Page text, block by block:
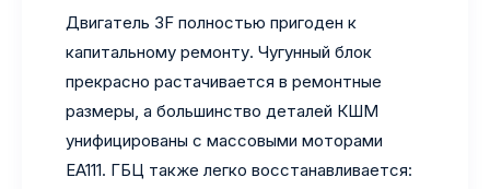
Двигатель 3F полностью пригоден к
капитальному ремонту. Чугунный блок
прекрасно растачивается в ремонтные
размеры, а большинство деталей КШМ
унифицированы с массовыми моторами
EA111. ГБЦ также легко восстанавливается: